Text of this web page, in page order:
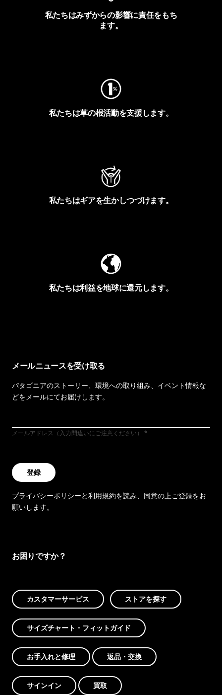
私たちはみずからの影響に責任をもち
ます。
私たちは草の根活動を支援します。
私たちはギアを生かしつづけます。
私たちは利益を地球に還元します。
メールニュースを受け取る
パタゴニアのストーリー、環境への取り組み、イベント情報な
どをメールにてお届けします。
メールアドレス（入力間違いにご注意ください）
登録
プライバシーポリシーと利用規約を読み、同意の上ご登録をお
願いします。
お困りですか？
カスタマーサービス ストアを探す
サイズチャート・フィットガイド
お手入れと修理 返品・交換
サインイン 買取